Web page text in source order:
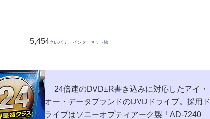
5,454クレバリー インターネット館
24倍速のDVD±R書き込みに対応したアイ・
オー・データブランドのDVDドライブ。採用ド
ライブはソニーオプティアーク製「AD-7240